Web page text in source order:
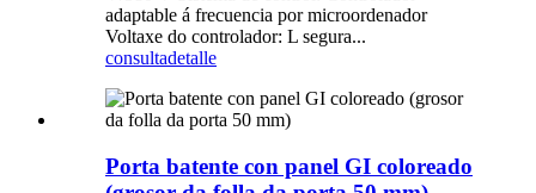
adaptable á frecuencia por microordenador
Voltaxe do controlador: L segura...
consultadetalle
Porta batente con panel GI coloreado